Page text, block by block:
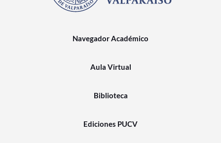
Navegador Académico
Aula Virtual
Biblioteca
Ediciones PUCV